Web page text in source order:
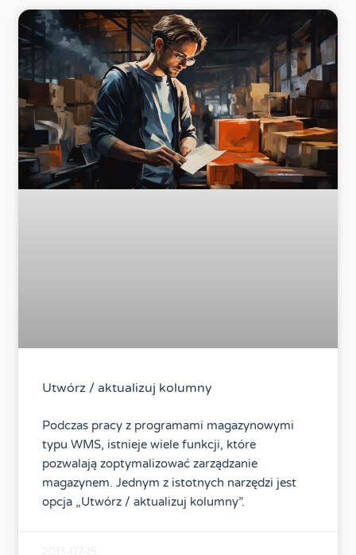
Utwórz / aktualizuj kolumny
Podczas pracy z programami magazynowymi
typu WMS, istnieje wiele funkcji, które
pozwalają zoptymalizować zarządzanie
magazynem. Jednym z istotnych narzędzi jest
opcja „Utwórz / aktualizuj kolumny”.